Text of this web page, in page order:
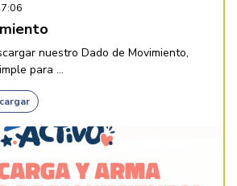
nuestro Dado de Movimiento,
para ...